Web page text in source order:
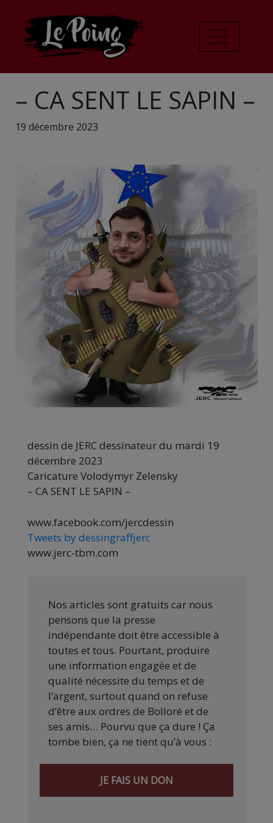
– CA SENT LE SAPIN –
19 décembre 2023
dessin de JERC dessinateur du mardi 19
décembre 2023
Caricature Volodymyr Zelensky
– CA SENT LE SAPIN –
www.facebook.com/jercdessin
Tweets by dessingraffjerc
www.jerc-tbm.com
Nos articles sont gratuits car nous
pensons que la presse
indépendante doit être accessible à
toutes et tous. Pourtant, produire
une information engagée et de
qualité nécessite du temps et de
l’argent, surtout quand on refuse
d’être aux ordres de Bolloré et de
ses amis… Pourvu que ça dure ! Ça
tombe bien, ça ne tient qu’à vous :
JE FAIS UN DON